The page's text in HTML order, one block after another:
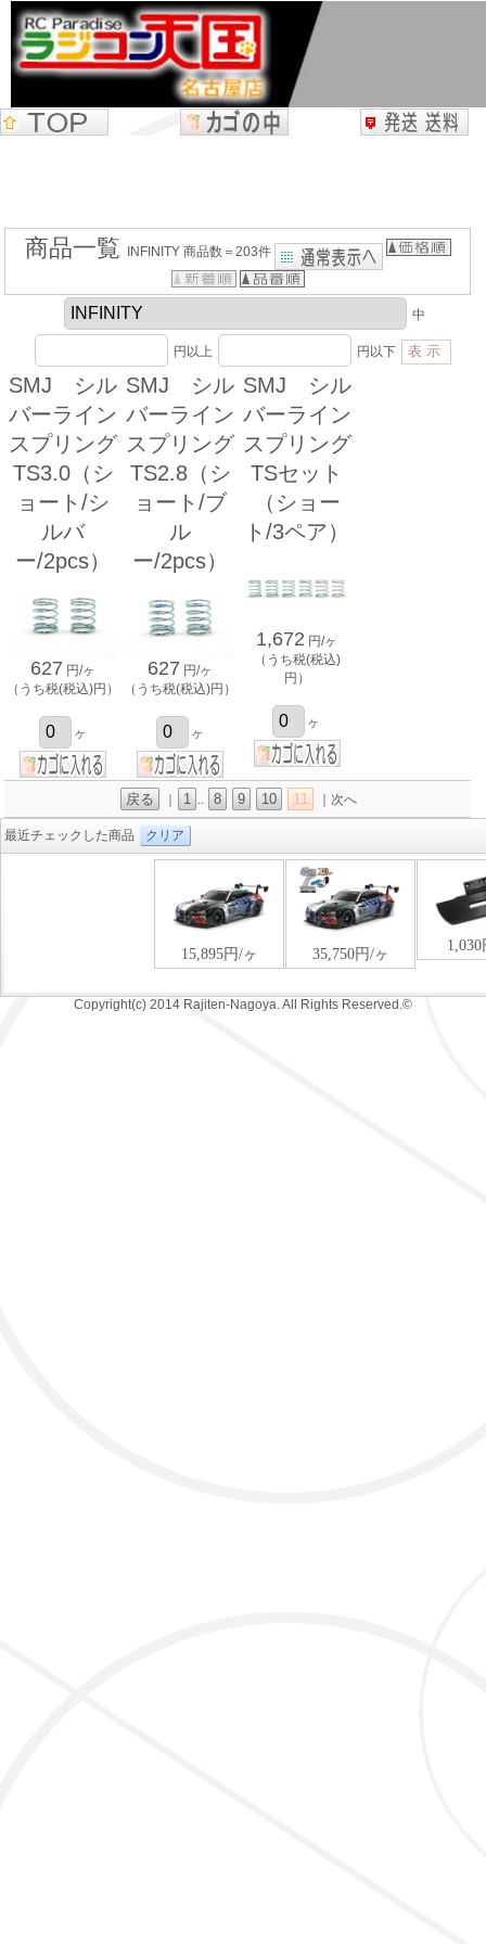
商品一覧 INFINITY 商品数＝203件
中
円以上 円以下
SMJ シル
バーライン
スプリング
TS3.0（シ
ョート/シ
ルバ
ー/2pcs）
627 円/ヶ
（うち税(税込)円）
ヶ
SMJ シル
バーライン
スプリング
TS2.8（シ
ョート/ブ
ル
ー/2pcs）
627 円/ヶ
（うち税(税込)円）
ヶ
SMJ シル
バーライン
スプリング
TSセット
（ショー
ト/3ペア）
1,672 円/ヶ
（うち税(税込)
円）
ヶ
戻る 1 .. 8 9 10 11 ｜次へ
最近チェックした商品 クリア
Copyright(c) 2014 Rajiten-Nagoya. All Rights Reserved.©